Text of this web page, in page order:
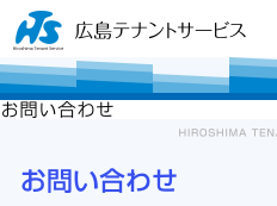
お問い合わせ
お問い合わせ